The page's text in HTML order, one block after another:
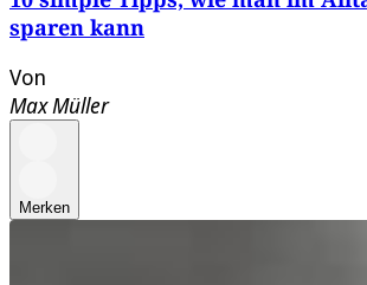
sparen kann
Von
Max Müller
Merken